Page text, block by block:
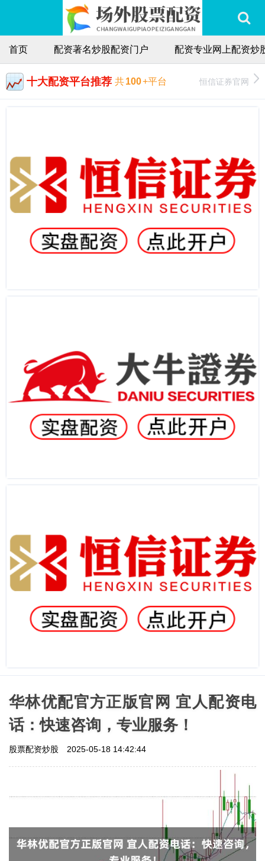
首页 配资著名炒股配资门户 配资专业网上配资炒
十大配资平台推荐 共100+平台 恒信证券官网
华林优配官方正版官网 宜人配资电
话：快速咨询，专业服务！
股票配资炒股 2025-05-18 14:42:44